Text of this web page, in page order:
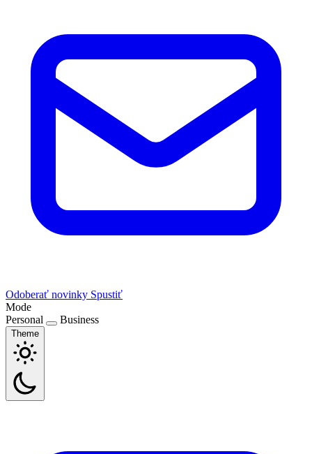
Odoberať novinky Spustiť
Mode
Personal
Business
Theme